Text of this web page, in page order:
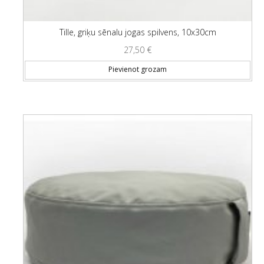
Tille, griķu sēnalu jogas spilvens, 10x30cm
27,50 €
Pievienot grozam